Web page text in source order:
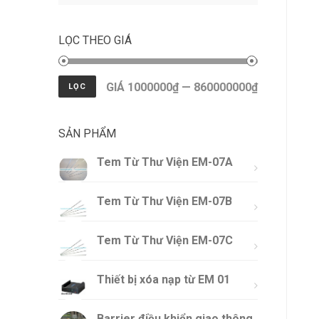
LỌC THEO GIÁ
LỌC GIÁ 1000000₫ — 860000000₫
SẢN PHẨM
Tem Từ Thư Viện EM-07A
Tem Từ Thư Viện EM-07B
Tem Từ Thư Viện EM-07C
Thiết bị xóa nạp từ EM 01